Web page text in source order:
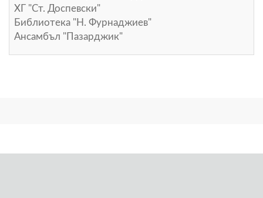
ХГ "Ст. Доспевски"
Библиотека "Н. Фурнаджиев"
Ансамбъл "Пазарджик"